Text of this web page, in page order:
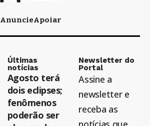
AnuncieApoiar
Últimas
notícias
Agosto terá
dois eclipses;
fenômenos
poderão ser
Newsletter do
Portal
Assine a
newsletter e
receba as